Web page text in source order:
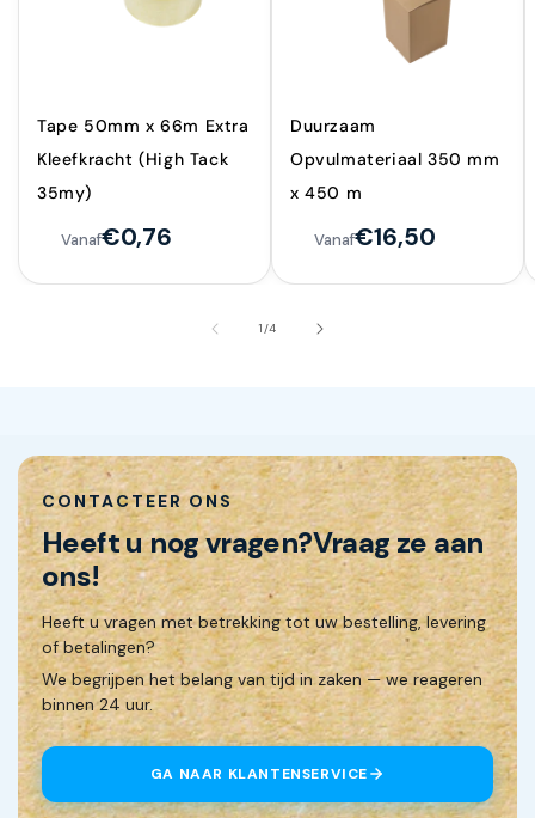
Tape 50mm x 66m Extra
Kleefkracht (High Tack
35my)
Vanaf€0,76
Duurzaam
Opvulmateriaal 350 mm
x 450 m
Vanaf€16,50
1/van
4
CONTACTEER ONS
Heeft u nog vragen?Vraag ze aan
ons!
Heeft u vragen met betrekking tot uw bestelling, levering
of betalingen?
We begrijpen het belang van tijd in zaken — we reageren
binnen 24 uur.
GA NAAR KLANTENSERVICE